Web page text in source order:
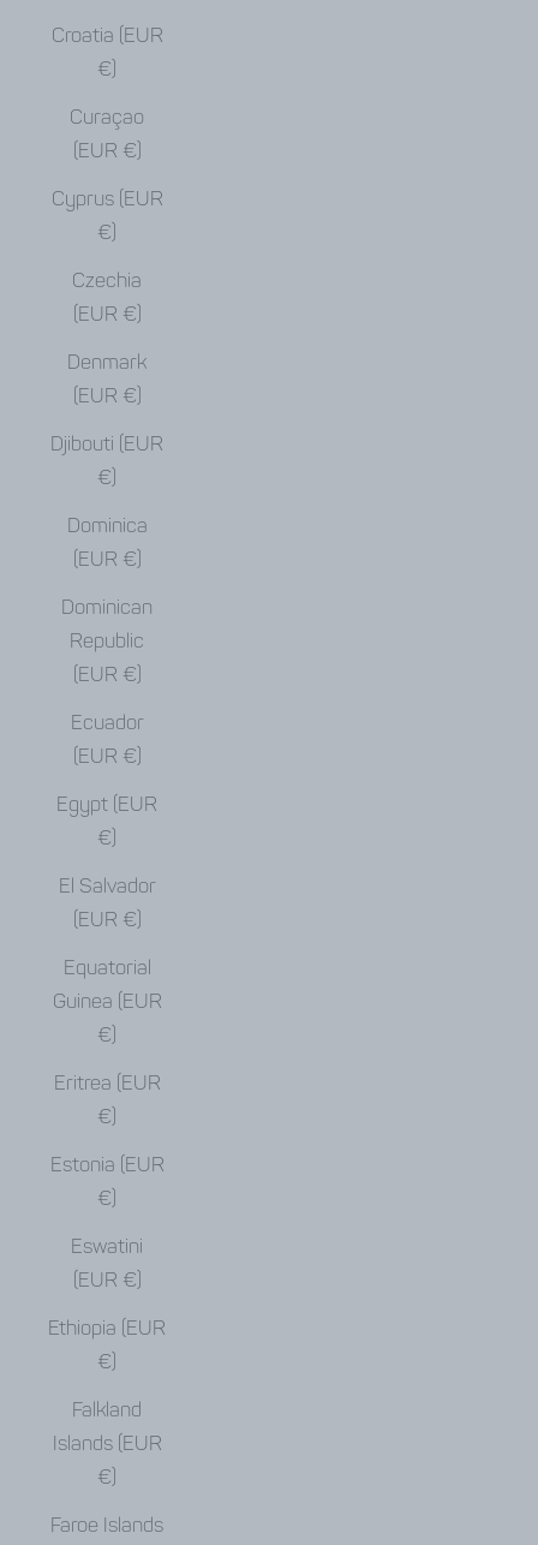
Croatia (EUR
€)
Curaçao
(EUR €)
Cyprus (EUR
€)
Czechia
(EUR €)
Denmark
(EUR €)
Djibouti (EUR
€)
Dominica
(EUR €)
Dominican
Republic
(EUR €)
Ecuador
(EUR €)
Egypt (EUR
€)
El Salvador
(EUR €)
Equatorial
Guinea (EUR
€)
Eritrea (EUR
€)
Estonia (EUR
€)
Eswatini
(EUR €)
Ethiopia (EUR
€)
Falkland
Islands (EUR
€)
Faroe Islands